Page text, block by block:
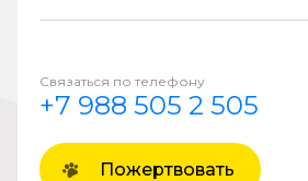
Связаться по телефону
+7 988 505 2 505
Пожертвовать